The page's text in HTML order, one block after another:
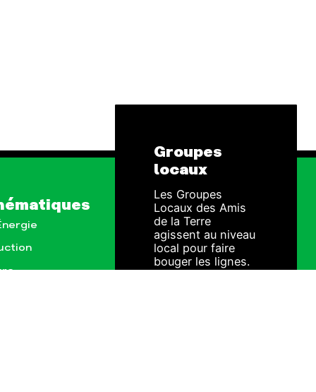
Groupes
locaux
Les Groupes
Locaux des Amis
de la Terre
agissent au niveau
local pour faire
bouger les lignes.
Vous aussi, vous